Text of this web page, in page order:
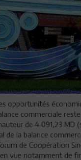
opportunités
commerciale
de 4 091,23 MD
de la balance
de Coopération
vue notamment de